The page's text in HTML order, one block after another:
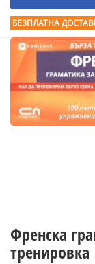
БЕЗПЛАТНА
Френска
тренировка